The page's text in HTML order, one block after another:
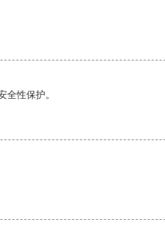
性保护。